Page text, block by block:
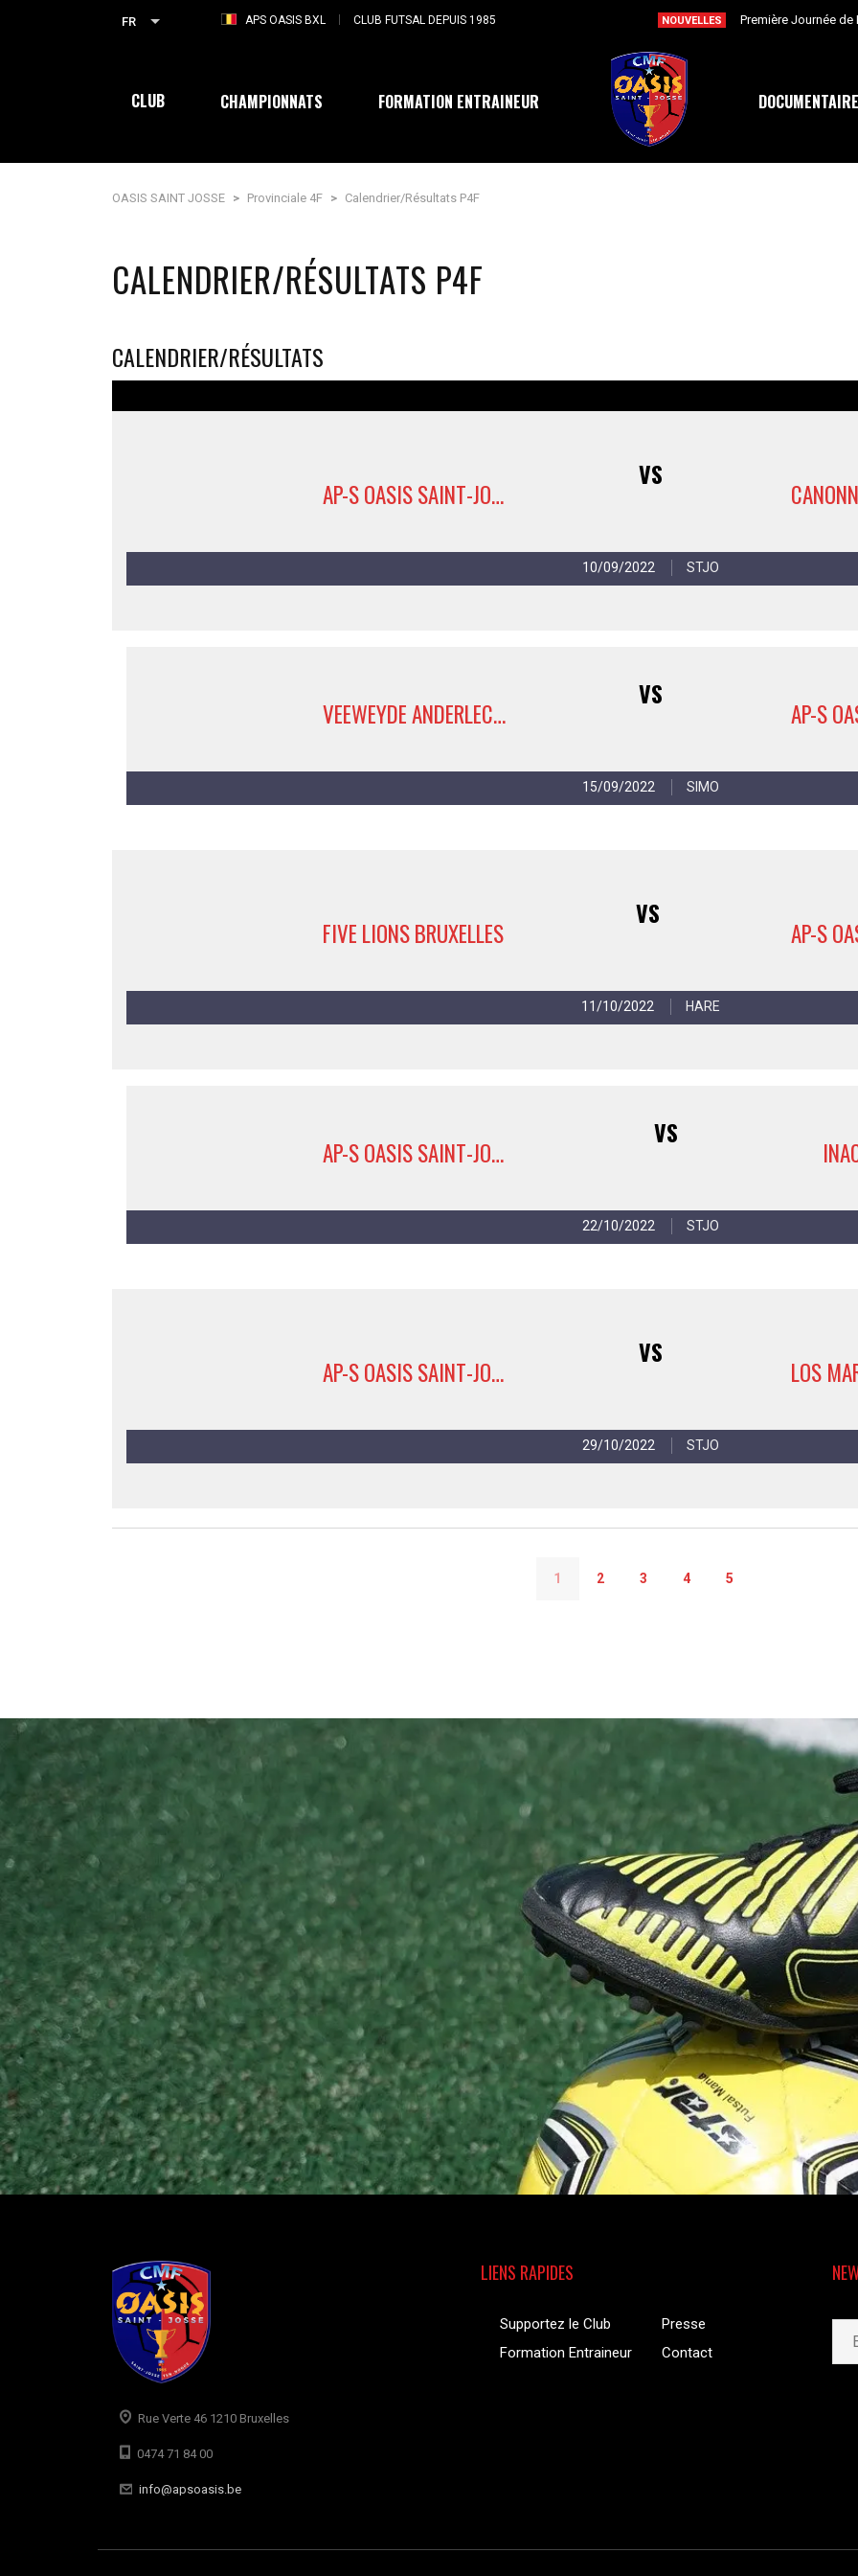
FR APS OASIS BXL CLUB FUTSAL DEPUIS 1985 NOUVELLES
CLUB CHAMPIONNATS FORMATION ENTRAINEUR DOCUMENTAIRE
OASIS SAINT JOSSE > Provinciale 4F > Calendrier/Résultats P4F
CALENDRIER/RÉSULTATS P4F
CALENDRIER/RÉSULTATS
AP-S OASIS SAINT-JOSSE 4
VS
10/09/2022 STJO
VEEWEYDE ANDERLECHT 2
VS
15/09/2022 SIMO
FIVE LIONS BRUXELLES
VS
11/10/2022 HARE
AP-S OASIS SAINT-JOSSE 4
VS
22/10/2022 STJO
AP-S OASIS SAINT-JOSSE 4
VS
29/10/2022 STJO
1 2 3 4 5
Rue Verte 46 1210 Bruxelles
0474 71 84 00
info@apsoasis.be
LIENS RAPIDES
Supportez le Club
Presse
Formation Entraineur
Contact